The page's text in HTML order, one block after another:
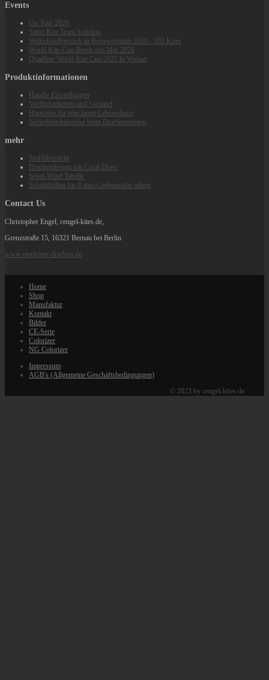
Events
On Tour 2026
Sport Kite Team Solution
Weltrekordversuch in Brouwersdam 2026 - 102 Kites
World Kite Cup Berck‑sur‑Mer 2026
Quadline World Kite Cup 2027 in Wuhan
Produktinformationen
Handle Einstellungen
Verfügbarkeiten und Versand
Hinweise für eine lange Lebensdauer
Sicherheitshinweise beim Drachensteigen
mehr
Stoffübersicht
Drachendesign mit Coral Draw
Segel-Wind Tabelle
Schutzhüllen für 8-mm-Carbonstäbe nähen
Contact Us
Christopher Engel, cengel-kites.de,
Grenzstraße 15, 16321 Bernau bei Berlin
www.vierleiner-drachen.de
Home
Shop
Manufaktur
Kontakt
Bilder
CE-Serie
Colorizer
NG Colorizer
Impressum
AGB's (Allgemeine Geschäftsbedingungen)
© 2023 by cengel-kites.de